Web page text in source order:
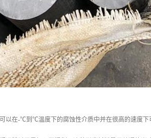
以在-℃到℃温度下的腐蚀性介质中并在很高的速度下